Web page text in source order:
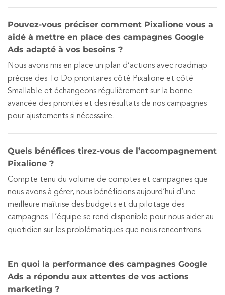
Pouvez-vous préciser comment Pixalione vous a
aidé à mettre en place des campagnes Google
Ads adapté à vos besoins ?
Nous avons mis en place un plan d’actions avec roadmap
précise des To Do prioritaires côté Pixalione et côté
Smallable et échangeons régulièrement sur la bonne
avancée des priorités et des résultats de nos campagnes
pour ajustements si nécessaire.
Quels bénéfices tirez-vous de l’accompagnement
Pixalione ?
Compte tenu du volume de comptes et campagnes que
nous avons à gérer, nous bénéficions aujourd’hui d’une
meilleure maîtrise des budgets et du pilotage des
campagnes. L’équipe se rend disponible pour nous aider au
quotidien sur les problématiques que nous rencontrons.
En quoi la performance des campagnes Google
Ads a répondu aux attentes de vos actions
marketing ?